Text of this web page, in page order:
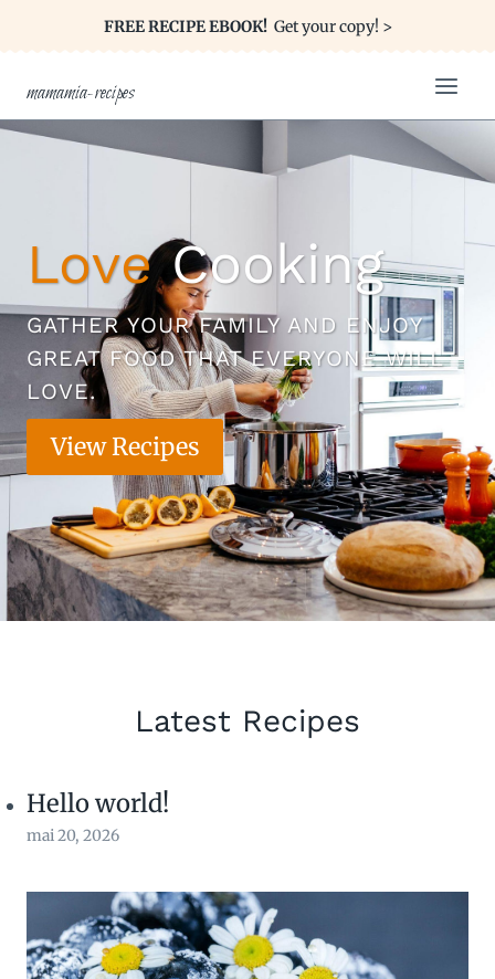
FREE RECIPE EBOOK!Get your copy! >
mamamia-recipes
LoveCooking
GATHER YOUR FAMILY AND ENJOY
GREAT FOOD THAT EVERYONE WILL
LOVE.
View Recipes
Latest Recipes
Hello world!
mai 20, 2026